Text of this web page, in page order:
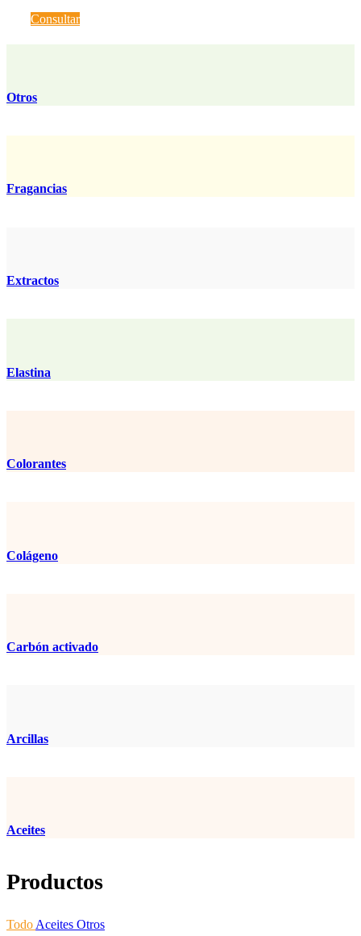
Consultar
Otros
Fragancias
Extractos
Elastina
Colorantes
Colágeno
Carbón activado
Arcillas
Aceites
Productos
TodoAceites Otros